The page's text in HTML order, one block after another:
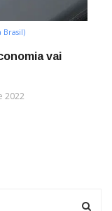
Brasil)
vai
2022